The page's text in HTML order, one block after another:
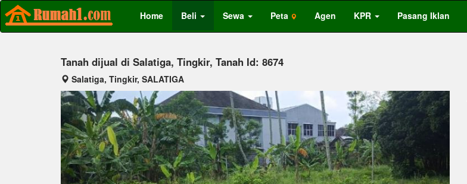
Home Beli Sewa Peta Agen KPR Pasang Iklan
Tanah dijual di Salatiga, Tingkir, Tanah Id: 8674
Salatiga, Tingkir, SALATIGA
Previous Next